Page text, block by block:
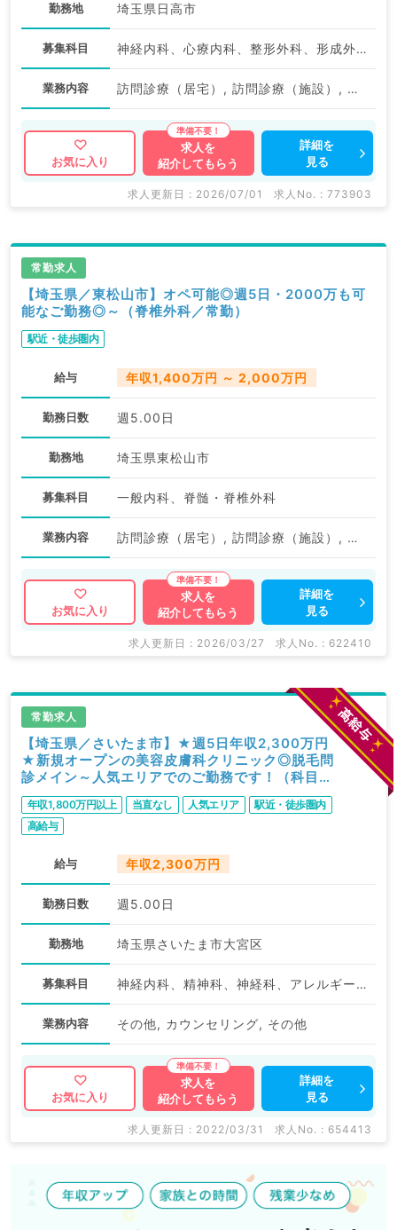
勤務地 埼玉県日高市
募集科目 神経内科、心療内科、整形外科、形成外科、美容外科、脳神経外科、呼吸器外科、心臓血管外科、小児外科、泌尿器科、一般内科、循環器内科、呼吸器内科、消化器内科、内分泌・代謝内科、腎臓内科、老年内科、外科系全般、一般外科、消化器外科、乳腺外科、スポーツ整形外科、大腸・肛門外科、脊髄・脊椎外科
業務内容 訪問診療（居宅）, 訪問診療（施設）, その他
お気に入り
求人を
紹介してもらう
詳細を
見る
求人更新日 : 2026/07/01 求人No. : 773903
常勤求人
【埼玉県／東松山市】オペ可能◎週5日・2000万も可
能なご勤務◎～（脊椎外科／常勤）
駅近・徒歩圏内
給与 年収1,400万円 ～ 2,000万円
勤務日数 週5.00日
勤務地 埼玉県東松山市
募集科目 一般内科、脊髄・脊椎外科
業務内容 訪問診療（居宅）, 訪問診療（施設）, オペ, 専門外来
お気に入り
求人を
紹介してもらう
詳細を
見る
求人更新日 : 2026/03/27 求人No. : 622410
常勤求人
【埼玉県／さいたま市】★週5日年収2,300万円
★新規オープンの美容皮膚科クリニック◎脱毛問
診メイン～人気エリアでのご勤務です！（科目不
問／常勤）
年収1,800万円以上 当直なし 人気エリア
駅近・徒歩圏内
高給与
給与 年収2,300万円
勤務日数 週5.00日
勤務地 埼玉県さいたま市大宮区
募集科目 神経内科、精神科、神経科、アレルギー科、リウマチ科、小児科、整形外科、形成外科、美容外科、脳神経外科、呼吸器外科、心臓血管外科、小児外科、皮膚科、泌尿器科、産婦人科、産科、婦人科、眼科、耳鼻咽喉科、気管食道科、放射線科、リハビリテーション科、麻酔科、ペインクリニック、人工透析科、緩和ケア科、一般内科、循環器内科、呼吸器内科、消化器内科、内分泌・代謝内科、腎臓内科、老年内科、血液内科、外科系全般、一般外科、消化器外科、乳腺外科、総合診療科、美容皮膚科、健診・人間ドック、救急科・ＩＣＵ、病理科、基礎医学系、膠原病科、スポーツ整形外科、大腸・肛門外科、産業医、脊髄・脊椎外科、科目不問
業務内容 その他, カウンセリング, その他
お気に入り
求人を
紹介してもらう
詳細を
見る
求人更新日 : 2022/03/31 求人No. : 654413